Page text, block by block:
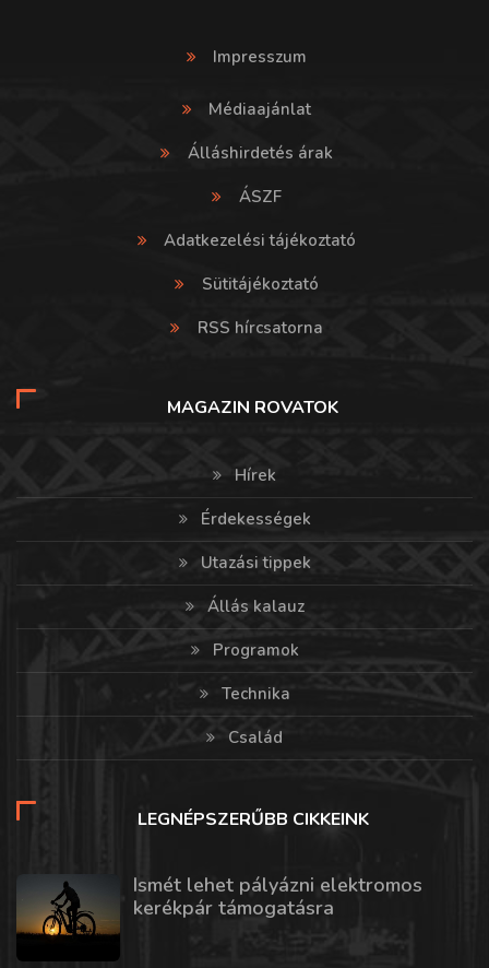
Impresszum
Médiaajánlat
Álláshirdetés árak
ÁSZF
Adatkezelési tájékoztató
Sütitájékoztató
RSS hírcsatorna
MAGAZIN ROVATOK
Hírek
Érdekességek
Utazási tippek
Állás kalauz
Programok
Technika
Család
LEGNÉPSZERŰBB CIKKEINK
Ismét lehet pályázni elektromos
kerékpár támogatásra